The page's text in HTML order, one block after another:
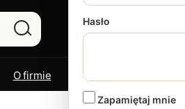
Hasło
Zapamiętaj mnie
O firmie Kontakt